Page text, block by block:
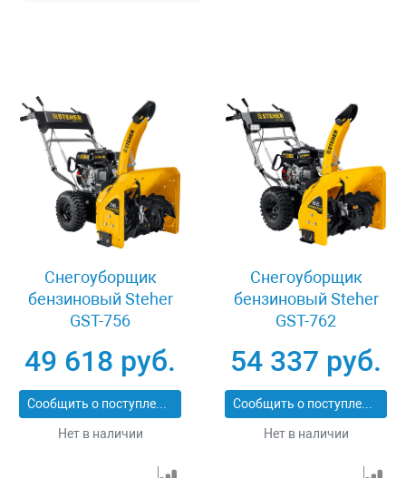
Снегоуборщик
бензиновый Steher
GST-756
49 618 руб.
Сообщить о поступлении
Нет в наличии
Снегоуборщик
бензиновый Steher
GST-762
54 337 руб.
Сообщить о поступлении
Нет в наличии